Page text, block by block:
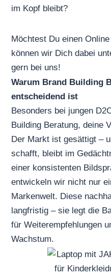
im Kopf bleibt?
Möchtest Du einen
können wir Dich dabei
gern bei uns!
Warum Brand Building
entscheidend ist
Besonders bei jungen
Building Beratung, deine
Der Markt ist gesättigt –
schafft, bleibt im
einer konsistenten
entwickeln wir nicht nur
Markenwelt. Diese
langfristig – sie legt die
für Weiterempfehlungen
Wachstum.